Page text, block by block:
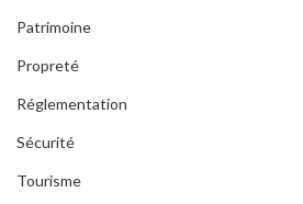
Patrimoine
Propreté
Réglementation
Sécurité
Tourisme